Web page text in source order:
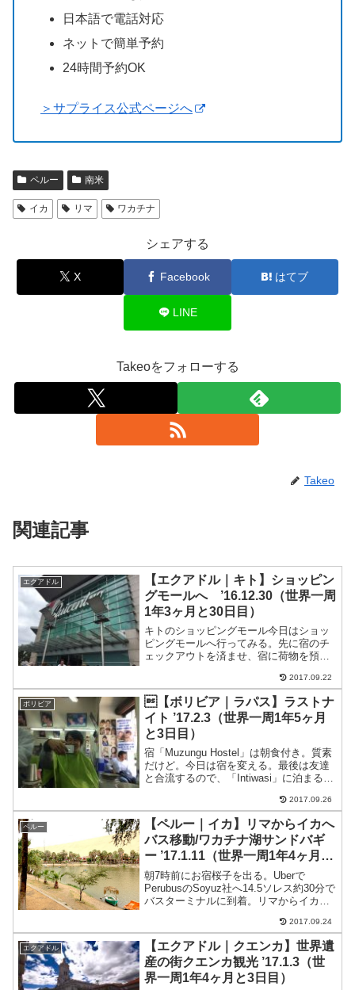
日本語で電話対応
ネットで簡単予約
24時間予約OK
＞サプライス公式ページへ
ペルー 南米
イカ リマ ワカチナ
シェアする
X Facebook はてブ
LINE
Takeoをフォローする
Takeo
関連記事
エクアドル
【エクアドル｜キト】ショッピン
グモールへ ’16.12.30（世界一周
1年3ヶ月と30日目）
キトのショッピングモール今日はショッ
ピングモールへ行ってみる。先に宿のチ
ェックアウトを済ませ、宿に荷物を預け
ショッピングモールについたー！さすが
首都。ティファニーやカルティエなど高
級ブランドが並んでい...
2017.09.22
ボリビア
【ボリビア｜ラパス】ラストナ
イト ’17.2.3（世界一周1年5ヶ月
と3日目）
宿「Muzungu Hostel」は朝食付き。質素
だけど。今日は宿を変える。最後は友達
と合流するので、「Intiwasi」に泊まるこ
4人ドミトリー。値段は30ボリ。詳しくは
お昼は「Intiwas...
2017.09.26
ペルー
【ペルー｜イカ】リマからイカへ
バス移動/ワカチナ湖サンドバギ
ー ’17.1.11（世界一周1年4ヶ月と
11日目）
朝7時前にお宿桜子を出る。Uberで
PerubusのSoyuz社へ14.5ソレス約30分で
バスターミナルに到着。リマからイカへ
スに乗れるというのですぐにそれに飛び
乗る。40ソレス約5時間でイカに到着。...
2017.09.24
エクアドル
【エクアドル｜クエンカ】世界遺
産の街クエンカ観光 ’17.1.3（世
界一周1年4ヶ月と3日目）